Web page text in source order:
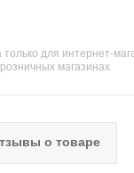
только для интернет-
магазинах
о товаре